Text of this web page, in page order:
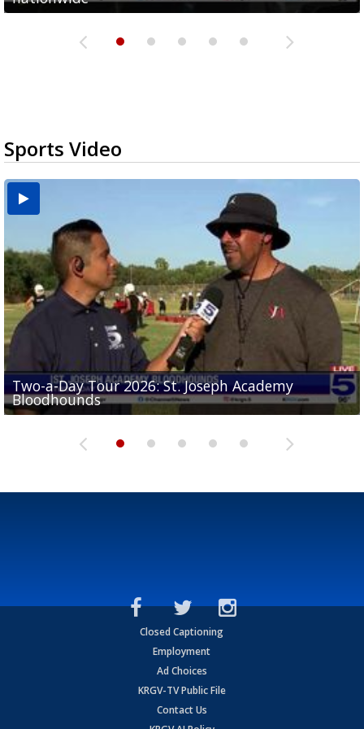
Sports Video
Two-a-Day Tour 2026: St. Joseph Academy
Bloodhounds
Two-a-Day Tour 2026: Sharyland Rattlers
Sit-down interview with UTRGV wide receiver
Tavian Cord
Two-a-Day Tour 2026: Raymondville Bearkats
Two-a-Day Tour 2026: Port Isabel Tarpons
Closed Captioning
Employment
Ad Choices
KRGV-TV Public File
Contact Us